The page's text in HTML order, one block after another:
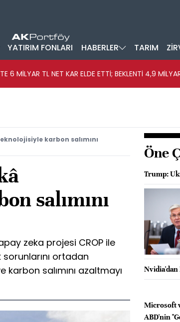
YATIRIM FONLARI HABERLER TARIM
6 MİLYAR TL NET KAR ELDE ETTİ; BEKLENTİ 4,9
karbon salımını
salımını
zeka projesi CROP ile
ortadan
karbon salımını azaltmayı
Öne
Trump:
Nvidia'dan
Microsoft
ABD'nin